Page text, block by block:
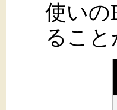
使いの
ること